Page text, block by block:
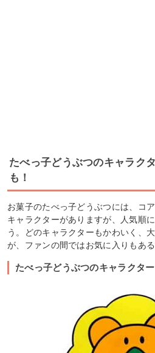
たべっ子どうぶつのキャラク
も！
お菓子のたべっ子どうぶつには、コ
キャラクターがありますが、人気順
う。どのキャラクターもかわいく、
が、ファンの間ではお気に入りもある
たべっ子どうぶつのキャラクタ